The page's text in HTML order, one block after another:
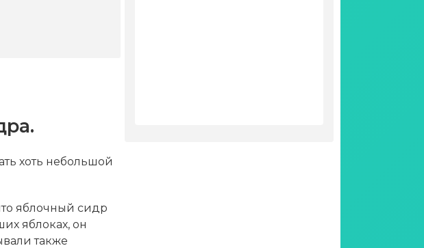
хоть небольшой
яблочный сидр
яблоках, он
также